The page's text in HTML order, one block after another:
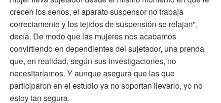
crecen los senos, el aparato suspensor no trabaja
correctamente y los tejidos de suspensión se relajan",
decía. De modo que las mujeres nos acabamos
convirtiendo en dependientes del sujetador, una prenda
que, en realidad, según sus investigaciones, no
necesitaríamos. Y aunque asegura que las que
participaron en el estudio ya no soportan llevarlo, yo no
estoy tan segura.